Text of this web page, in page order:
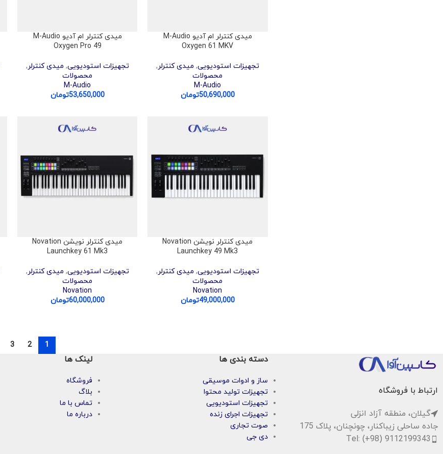
میدی کنترلر ام آدیو M-Audio
Oxygen 61 MKV
تجهیزات استودیویی, میدی کنترلر,
محصولات
M-Audio
50,690,000تومان
میدی کنترلر ام آدیو M-Audio
Oxygen Pro 49
تجهیزات استودیویی, میدی کنترلر,
محصولات
M-Audio
53,650,000تومان
میدی کنترلر نویشن Novation
Launchkey 49 Mk3
تجهیزات استودیویی, میدی کنترلر ,
محصولات
Novation
49,000,000تومان
میدی کنترلر نویشن Novation
Launchkey 61 Mk3
تجهیزات استودیویی, میدی کنترلر ,
محصولات
Novation
60,000,000تومان
1
2
3
ارتباط با فروشگاه
گیلان، منطقه آزاد انزلی
جاده ساحلی زیباکنار، چونچنان، پلاک 175
Tel: (+98) 9112199343
دسته بندی ها
ساز و ادوات موسیقی
تجهیزات تولید محتوا
تجهیزات استودیویی
تجهیزات اجرای زنده
صوت تجاری
دی جی
لینک ها
فروشگاه
بلاگ
تماس با ما
درباره ما